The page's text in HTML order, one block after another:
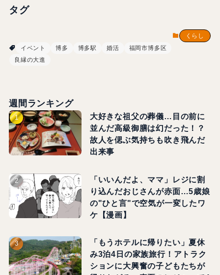
タグ
くらし
イベント
博多 博多駅 婚活
福岡市博多区
良縁の大進
週間ランキング
大好きな祖父の葬儀…目の前に
並んだ高級御膳は幻だった！？
故人を偲ぶ気持ちも吹き飛んだ
出来事
「いいんだよ、ママ」レジに割
り込んだおじさんが赤面…5歳娘
の"ひと言"で空気が一変したワ
ケ【漫画】
「もうホテルに帰りたい」夏休
み3泊4日の家族旅行！アトラク
ションに大興奮の子どもたちが